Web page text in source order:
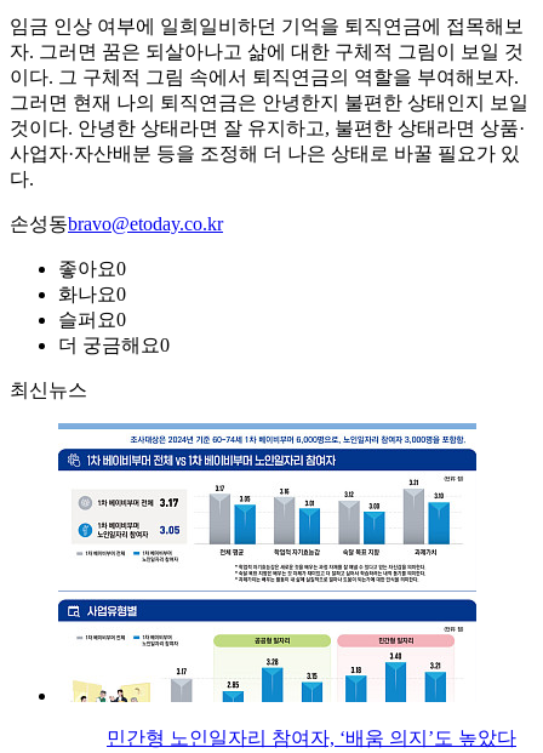
임금 인상 여부에 일희일비하던 기억을 퇴직연금에 접목해보
자. 그러면 꿈은 되살아나고 삶에 대한 구체적 그림이 보일 것
이다. 그 구체적 그림 속에서 퇴직연금의 역할을 부여해보자.
그러면 현재 나의 퇴직연금은 안녕한지 불편한 상태인지 보일
것이다. 안녕한 상태라면 잘 유지하고, 불편한 상태라면 상품·
사업자·자산배분 등을 조정해 더 나은 상태로 바꿀 필요가 있
다.
손성동bravo@etoday.co.kr
좋아요0
화나요0
슬퍼요0
더 궁금해요0
최신뉴스
민간형 노인일자리 참여자, ‘배움 의지’도 높았다